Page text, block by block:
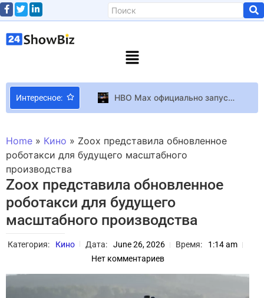
Интересное:
HBO Max официально запустился в Украине с собственными тарифными планами
Тина Кароль «сожгла» Кремль во время концерта в Киеве: зрители в восторге (ВИДЕО)
Home » Кино » Zoox представила обновленное
роботакси для будущего масштабного
производства
Zoox представила обновленное
роботакси для будущего
масштабного производства
Категория: Кино Дата: June 26, 2026 Время:
1:14 am
Нет комментариев